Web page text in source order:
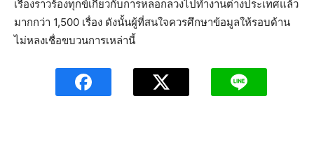
เรื่องราวร้องทุกข์เกี่ยวกับการหลอกลวงไปทำงานต่างประเทศแล้ว
มากกว่า 1,500 เรื่อง ดังนั้นผู้ที่สนใจควรศึกษาข้อมูลให้รอบด้าน
ไม่หลงเชื่อขบวนการเหล่านี้